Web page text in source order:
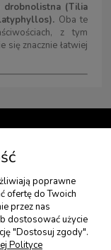
drobnolistna (Tilia
Oba te
z tym
znacznie łatwiej
poprawne
ofertę do Twoich
przez nas
dostosować użycie
"Dostosuj zgody".
Polityce